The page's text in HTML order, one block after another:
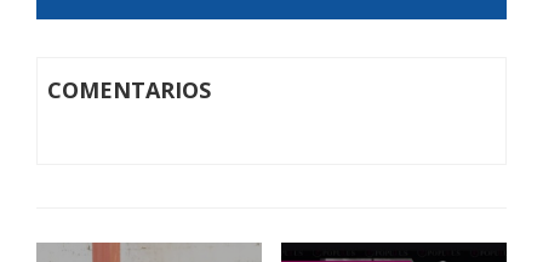
COMENTARIOS